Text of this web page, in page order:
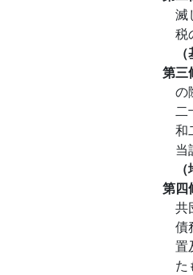
滅
税
第
の
二
和
当
第
共
債
置
た